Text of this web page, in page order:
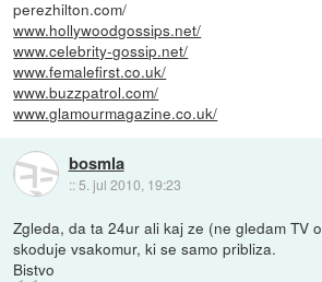
perezhilton.com/
www.hollywoodgossips.net/
www.celebrity-gossip.net/
www.femalefirst.co.uk/
www.buzzpatrol.com/
www.glamourmagazine.co.uk/
bosmla
:: 5. jul 2010, 19:23
Zgleda, da ta 24ur ali kaj ze (ne gledam TV
skoduje vsakomur, ki se samo pribliza.
Bistvo